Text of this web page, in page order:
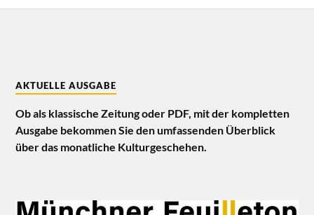
AKTUELLE AUSGABE
Ob als klassische Zeitung oder PDF, mit der kompletten
Ausgabe bekommen Sie den umfassenden Überblick
über das monatliche Kulturgeschehen.